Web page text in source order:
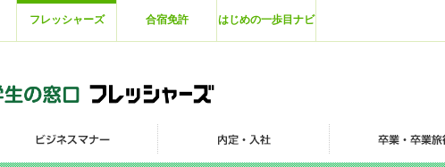
フレッシャーズ 合宿免許 はじめの一歩目ナビ